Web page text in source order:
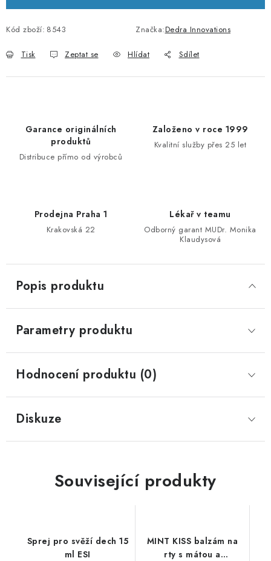
Kód zboží: 8543 Značka:Dedra Innovations
Tisk Zeptat se Hlídat Sdílet
Garance originálních
produktů
Distribuce přímo od výrobců
Založeno v roce 1999
Kvalitní služby přes 25 let
Prodejna Praha 1
Krakovská 22
Lékař v teamu
Odborný garant MUDr. Monika
Klaudysová
Popis produktu
Parametry produktu
Hodnocení produktu (0)
Diskuze
Související produkty
Sprej pro svěží dech 15
ml ESI
MINT KISS balzám na
rty s mátou a